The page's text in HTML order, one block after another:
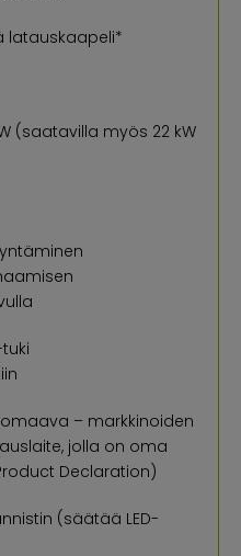
latauskaapeli*
(saatavilla myös 22 kW
– markkinoiden
jolla on oma
Declaration)
(säätää LED-